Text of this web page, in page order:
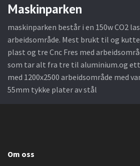
Maskinparken
maskinparken består i en 150w CO2
arbeidsområde. Mest brukt til og
plast og tre Cnc Fres med
som tar alt fra tre til aluminium.og ett
med 1200x2500 arbeidsområde med
55mm tykke plater av stål
Om oss